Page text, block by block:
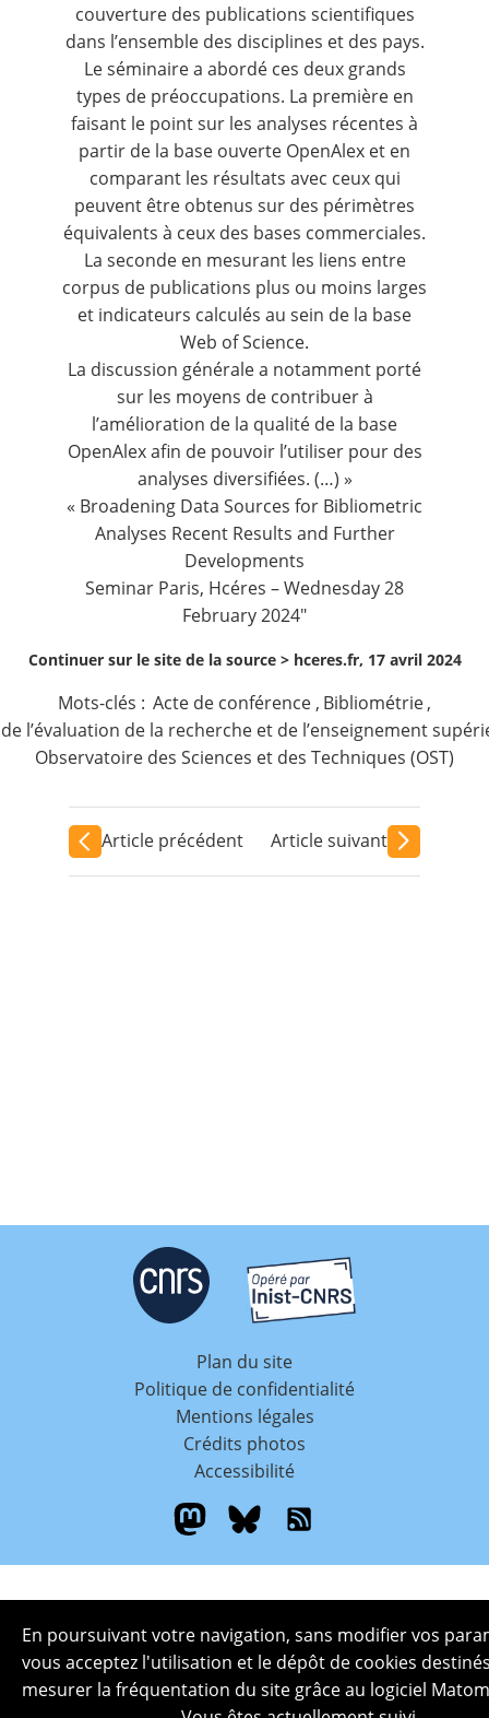
couverture des publications scientifiques
dans l’ensemble des disciplines et des pays.
Le séminaire a abordé ces deux grands
types de préoccupations. La première en
faisant le point sur les analyses récentes à
partir de la base ouverte OpenAlex et en
comparant les résultats avec ceux qui
peuvent être obtenus sur des périmètres
équivalents à ceux des bases commerciales.
La seconde en mesurant les liens entre
corpus de publications plus ou moins larges
et indicateurs calculés au sein de la base
Web of Science.
La discussion générale a notamment porté
sur les moyens de contribuer à
l’amélioration de la qualité de la base
OpenAlex afin de pouvoir l’utiliser pour des
analyses diversifiées. (…) »
« Broadening Data Sources for Bibliometric
Analyses Recent Results and Further
Developments
Seminar Paris, Hcéres – Wednesday 28
February 2024″
Continuer sur le site de la source > hceres.fr, 17 avril 2024
Mots-clés : Acte de conférence , Bibliométrie,
l’évaluation de la recherche et de l’enseignement
Observatoire des Sciences et des Techniques (OST)
Article précédent Article suivant
Plan du site
Politique de confidentialité
Mentions légales
Crédits photos
Accessibilité
En poursuivant votre navigation, sans modifier vos
vous acceptez l'utilisation et le dépôt de cookies
mesurer la fréquentation du site grâce au logiciel